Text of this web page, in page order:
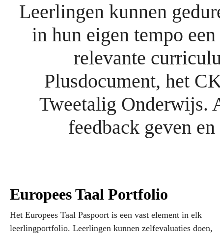
Leerlingen kunnen
in hun eigen tempo
relevante
Plusdocument, het
Tweetalig Onderwijs.
feedback geven
Europees Taal Portfolio
Het Europees Taal Paspoort is een vast element in elk
leerlingportfolio. Leerlingen kunnen zelfevaluaties doen,